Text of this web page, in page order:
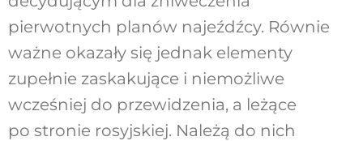
pierwotnych planów najeźdźcy. Równie
ważne okazały się jednak elementy
zupełnie zaskakujące i niemożliwe
wcześniej do przewidzenia, a leżące
po stronie rosyjskiej. Należą do nich